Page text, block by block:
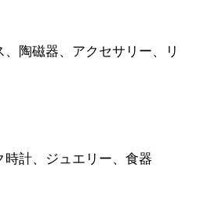
陶磁器、アクセサリー、リ
時計、ジュエリー、食器